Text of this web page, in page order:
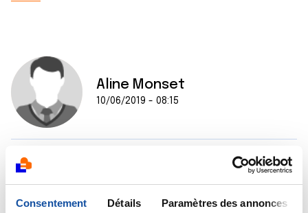
Consentement Détails Paramètres des annonces
Aline Monset
10/06/2019 - 08:15
Très inquiète quand même . Y a t il beaucoup de